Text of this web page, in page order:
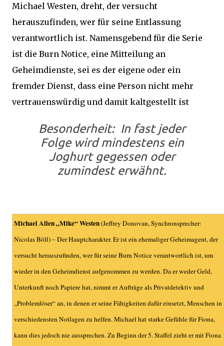
Michael Westen, dreht, der versucht
herauszufinden, wer für seine Entlassung
verantwortlich ist. Namensgebend für die Serie
ist die Burn Notice, eine Mitteilung an
Geheimdienste, sei es der eigene oder ein
fremder Dienst, dass eine Person nicht mehr
vertrauenswürdig und damit kaltgestellt ist
Besonderheit: In fast jeder
Folge wird mindestens ein
Joghurt gegessen oder
zumindest erwähnt.
Michael Allen „Mike“ Westen(Jeffrey Donovan, Synchronsprecher:
Nicolas Böll) – Der Hauptcharakter. Er ist ein ehemaliger Geheimagent, der
versucht herauszufinden, wer für seine Burn Notice verantwortlich ist, um
wieder in den Geheimdienst aufgenommen zu werden. Da er weder Geld,
Unterkunft noch Papiere hat, nimmt er Aufträge als Privatdetektiv und
„Problemlöser“ an, in denen er seine Fähigkeiten dafür einsetzt, Menschen in
verschiedensten Notlagen zu helfen. Michael hat starke Gefühle für Fiona,
kann dies jedoch nie aussprechen. Zu Beginn der 5. Staffel zieht er mit Fiona